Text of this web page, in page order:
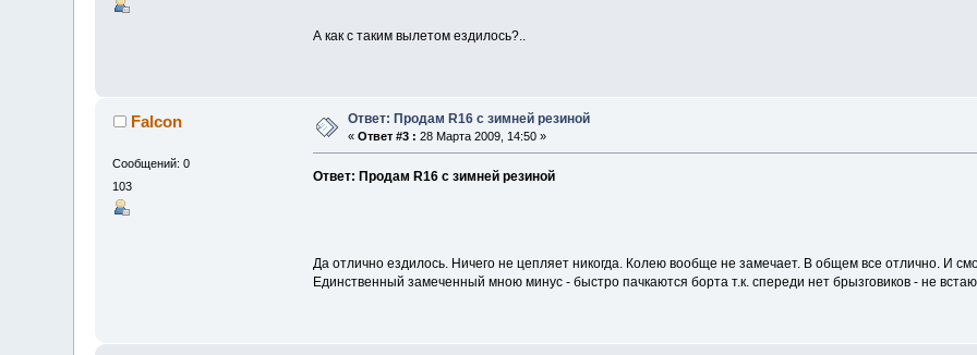
А как с таким вылетом ездилось?..
Falcon
Сообщений: 0
103
Ответ: Продам R16 с зимней резиной
«Ответ #3 : 28 Марта 2009, 14:50 »
Ответ: Продам R16 с зимней резиной
Да отлично ездилось. Ничего не цепляет никогда. Колею вообще не замечает. В общем все отлично. И
Единственный замеченный мною минус - быстро пачкаются борта т.к. спереди нет брызговиков - не